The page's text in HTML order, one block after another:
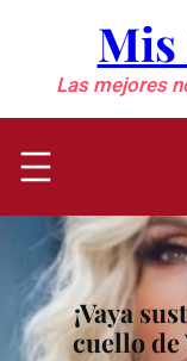
contenido
Mis
Las mejores
¡Vaya
cuello